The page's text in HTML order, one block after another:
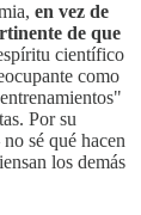
en vez de
de que
científico
como
Por su
sé qué hacen
los demás